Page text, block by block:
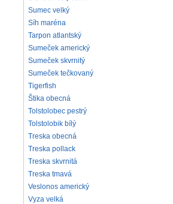
Sumec velký
Síh maréna
Tarpon atlantský
Sumeček americký
Sumeček skvrnitý
Sumeček tečkovaný
Tigerfish
Štika obecná
Tolstolobec pestrý
Tolstolobik bílý
Treska obecná
Treska pollack
Treska skvrnitá
Treska tmavá
Veslonos americký
Vyza velká